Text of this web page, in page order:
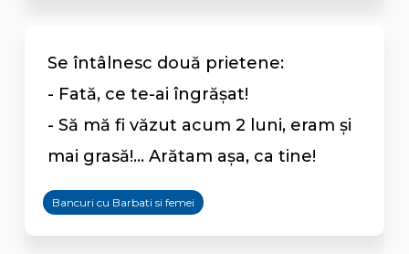
Se întâlnesc două prietene:
- Fată, ce te-ai îngrăşat!
- Să mă fi văzut acum 2 luni, eram şi
mai grasă!... Arătam aşa, ca tine!
Bancuri cu Barbati si femei